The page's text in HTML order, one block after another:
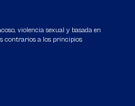
violencia sexual y basada en
contrarios a los principios